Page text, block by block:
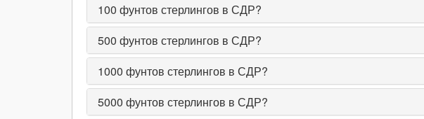
100 фунтов стерлингов в СДР?
500 фунтов стерлингов в СДР?
1000 фунтов стерлингов в СДР?
5000 фунтов стерлингов в СДР?